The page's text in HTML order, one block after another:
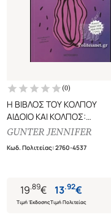
(0)
Η ΒΙΒΛΟΣ ΤΟΥ ΚΟΛΠΟΥ
ΑΙΔΟΙΟ ΚΑΙ ΚΟΛΠΟΣ:
ΔΙΑΧΩΡΙΖΟΝΤΑΣ ΤΟΝ ΜΥΘΟ
GUNTER JENNIFER
Κωδ. Πολιτείας:2760-4537
19.89€
Τιμή Έκδοσης
13.92€
Τιμή Πολιτείας